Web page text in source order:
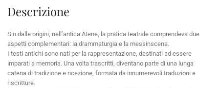
Descrizione
Sin dalle origini, nell’antica Atene, la pratica teatrale comprendeva due
aspetti complementari: la drammaturgia e la messinscena.
I testi antichi sono nati per la rappresentazione, destinati ad essere
imparati a memoria. Una volta trascritti, diventano parte di una lunga
catena di tradizione e ricezione, formata da innumerevoli traduzioni e
riscritture.